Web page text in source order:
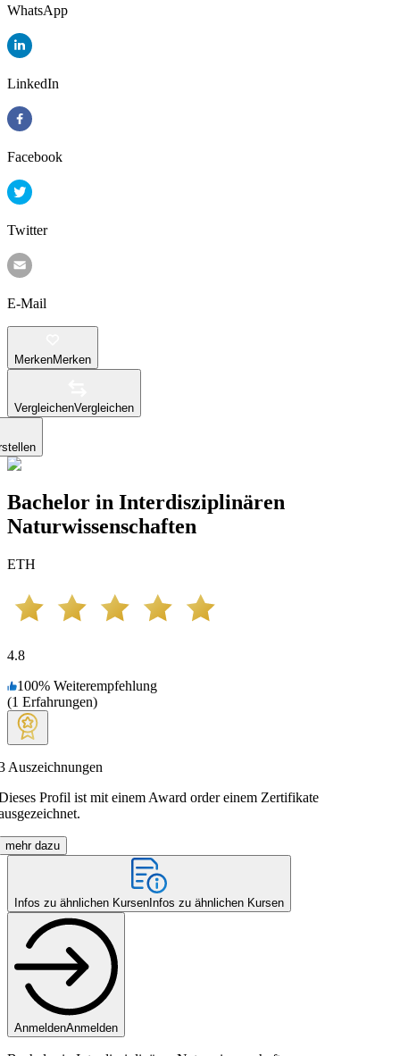
WhatsApp
LinkedIn
Facebook
Twitter
E-Mail
MerkenMerken
VergleichenVergleichen
Bachelor in Interdisziplinären
Naturwissenschaften
ETH
4.8
100% Weiterempfehlung
(1 Erfahrungen)
Auszeichnungen
Profil ist mit einem Award order einem Zertifikate
mehr dazu
Infos zu ähnlichen Kursen Infos zu ähnlichen Kursen
AnmeldenAnmelden